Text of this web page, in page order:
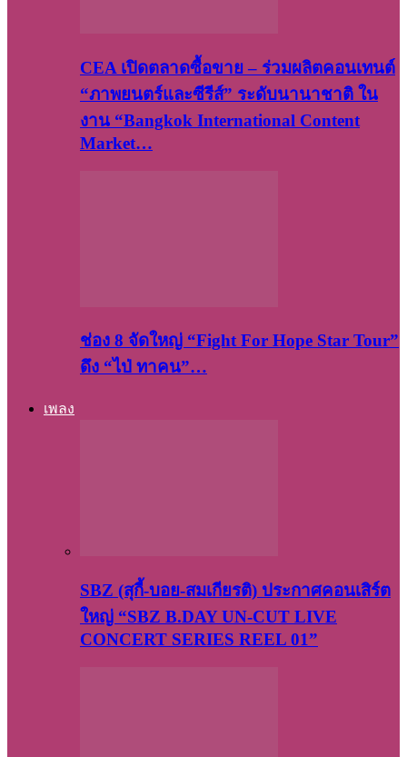
CEA เปิดตลาดซื้อขาย – ร่วมผลิตคอนเทนต์
“ภาพยนตร์และซีรีส์” ระดับนานาชาติ ใน
งาน “Bangkok International Content
Market…
ช่อง 8 จัดใหญ่ “Fight For Hope Star Tour”
ดึง “ไป่ ทาคน”…
เพลง
SBZ (สุกี้-บอย-สมเกียรติ) ประกาศคอนเสิร์ต
ใหญ่ “SBZ B.DAY UN-CUT LIVE
CONCERT SERIES REEL 01”